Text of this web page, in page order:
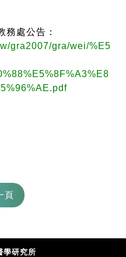
務處公告：
gra2007/gra/wei/%E5
學研究所